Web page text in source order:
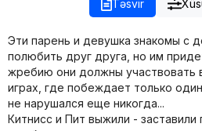
Təsvir
Эти парень и девушка знакомы с
полюбить друг друга, но им
жребию они должны участвовать
играх, где побеждает только
не нарушался еще никогда...
Китнисс и Пит выжили -